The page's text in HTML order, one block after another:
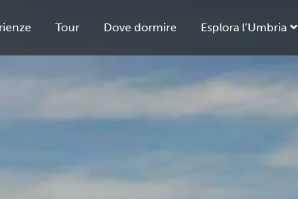
Tour Dove dormire Esplora l’Umbria